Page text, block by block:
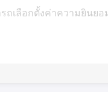
เลือกตั้งค่าความยินย